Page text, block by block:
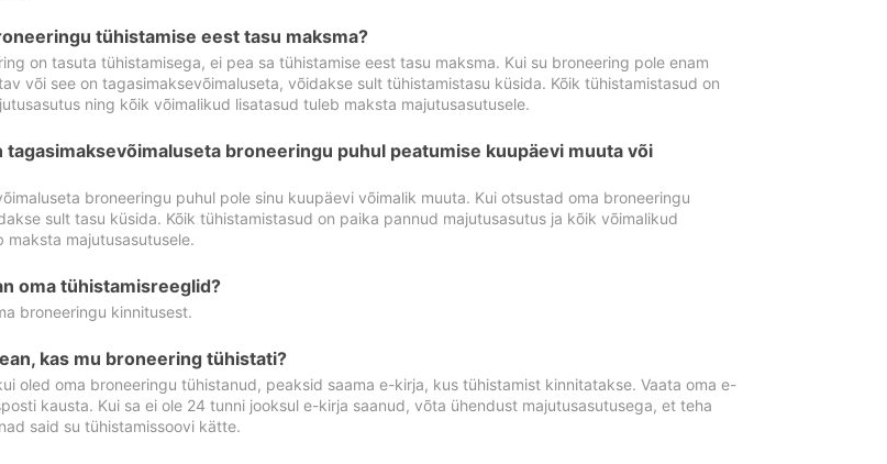
tühistamise eest tasu maksma?
on tasuta tühistamisega, ei pea sa tühistamise eest tasu maksma. Kui su broneering pole enam
või see on tagasimaksevõimaluseta, võidakse sult tühistamistasu küsida. Kõik tühistamistasud on
ning kõik võimalikud lisatasud tuleb maksta majutusasutusele.
tagasimaksevõimaluseta broneeringu puhul peatumise kuupäevi muuta või
broneeringu puhul pole sinu kuupäevi võimalik muuta. Kui otsustad oma broneeringu
sult tasu küsida. Kõik tühistamistasud on paika pannud majutusasutus ja kõik võimalikud
maksta majutusasutusele.
oma tühistamisreeglid?
broneeringu kinnitusest.
kas mu broneering tühistati?
oled oma broneeringu tühistanud, peaksid saama e-kirja, kus tühistamist kinnitatakse. Vaata oma e-
kausta. Kui sa ei ole 24 tunni jooksul e-kirja saanud, võta ühendust majutusasutusega, et teha
said su tühistamissoovi kätte.